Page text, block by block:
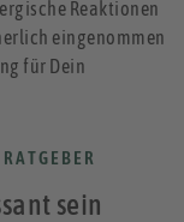
Reaktionen
eingenommen
für Dein
RATGEBER
sein